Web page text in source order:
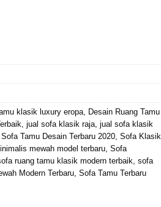
klasik luxury eropa
Desain Ruang Tamu
jual sofa klasik raja jual sofa klasik
Tamu Desain Terbaru 2020 Sofa Klasik
mewah model terbaru Sofa
ruang tamu klasik modern terbaik sofa
Modern Terbaru Sofa Tamu Terbaru